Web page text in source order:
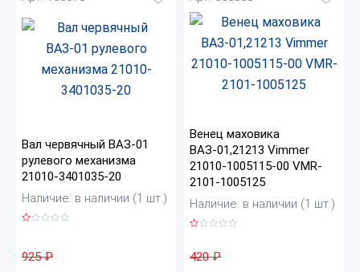
Вал червячный ВАЗ-01
рулевого механизма
21010-3401035-20
Наличие: в наличии (1 шт.)
925₽
Венец маховика
ВАЗ-01,21213 Vimmer
21010-1005115-00 VMR-
2101-1005125
Наличие: в наличии (1 шт.)
420₽